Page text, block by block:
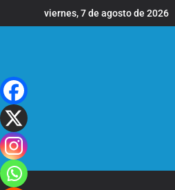
al
viernes, 7 de agosto de 2026